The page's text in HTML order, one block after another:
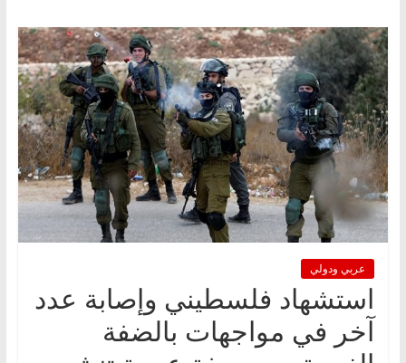
عربي ودولي
استشهاد فلسطيني وإصابة عدد
آخر في مواجهات بالضفة